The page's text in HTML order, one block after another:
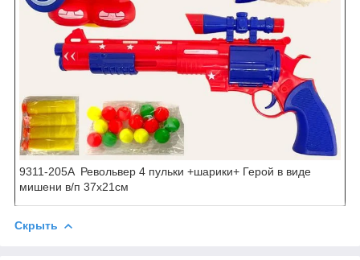
9311-205A Револьвер 4 пульки +шарики+ Герой в виде
мишени в/п 37х21см
Скрыть